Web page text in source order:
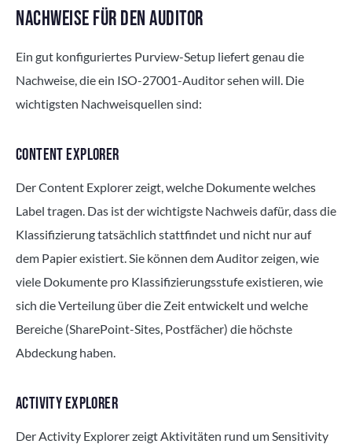
NACHWEISE FÜR DEN AUDITOR
Ein gut konfiguriertes Purview-Setup liefert genau die
Nachweise, die ein ISO-27001-Auditor sehen will. Die
wichtigsten Nachweisquellen sind:
CONTENT EXPLORER
Der Content Explorer zeigt, welche Dokumente welches
Label tragen. Das ist der wichtigste Nachweis dafür, dass die
Klassifizierung tatsächlich stattfindet und nicht nur auf
dem Papier existiert. Sie können dem Auditor zeigen, wie
viele Dokumente pro Klassifizierungsstufe existieren, wie
sich die Verteilung über die Zeit entwickelt und welche
Bereiche (SharePoint-Sites, Postfächer) die höchste
Abdeckung haben.
ACTIVITY EXPLORER
Der Activity Explorer zeigt Aktivitäten rund um Sensitivity